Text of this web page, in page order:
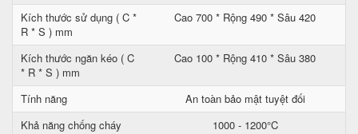
Kích thước sử dụng ( C *
R * S ) mm
Cao 700 * Rộng 490 * Sâu 420
Kích thước ngăn kéo ( C
* R * S ) mm
Cao 100 * Rộng 410 * Sâu 380
Tính năng
An toàn bảo mật tuyệt đối
Khả năng chống cháy
1000 - 1200°C